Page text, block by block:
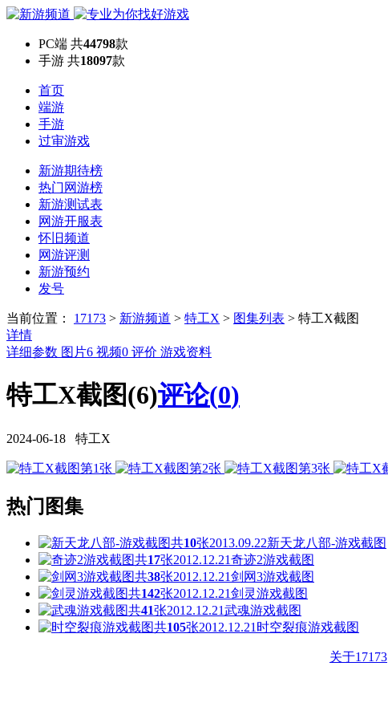
PC端 共44798款
手游 共18097款
首页
端游
手游
过审游戏
新游期待榜
热门网游榜
新游测试表
网游开服表
怀旧频道
网游评测
新游预约
发号
当前位置： 17173 > 新游频道 > 特工X > 图集列表 > 特工X截图
详情
详细参数 图片6 视频0 评价 游戏资料
特工X截图(6)评论(0)
2024-06-18 特工X
热门图集
共10张2013.09.22新天龙八部-游戏截图
共17张2012.12.21奇迹2游戏截图
共38张2012.12.21剑网3游戏截图
共142张2012.12.21剑灵游戏截图
共41张2012.12.21武魂游戏截图
共105张2012.12.21 时空裂痕游戏截图
关于17173